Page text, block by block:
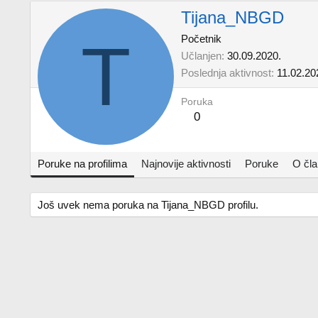
T
Tijana_NBGD
Početnik
Učlanjen 30.09.2020.
Poslednja aktivnost
Poruka
0
Poruke na profilima Najnovije aktivnosti Poruke O
Još uvek nema poruka na Tijana_NBGD profilu.